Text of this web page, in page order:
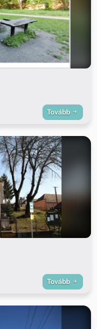
Tovább
Tovább